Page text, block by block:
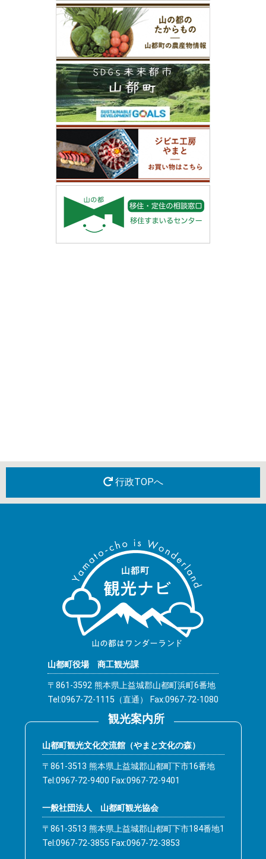
行政TOPへ
山都町役場 商工観光課
〒861-3592 熊本県上益城郡山都町浜町6番地
Tel:0967-72-1115（直通） Fax:0967-72-1080
観光案内所
山都町観光文化交流館（やまと文化の森）
〒861-3513 熊本県上益城郡山都町下市16番地
Tel:0967-72-9400 Fax:0967-72-9401
一般社団法人 山都町観光協会
〒861-3513 熊本県上益城郡山都町下市184番地1
Tel:0967-72-3855 Fax:0967-72-3853